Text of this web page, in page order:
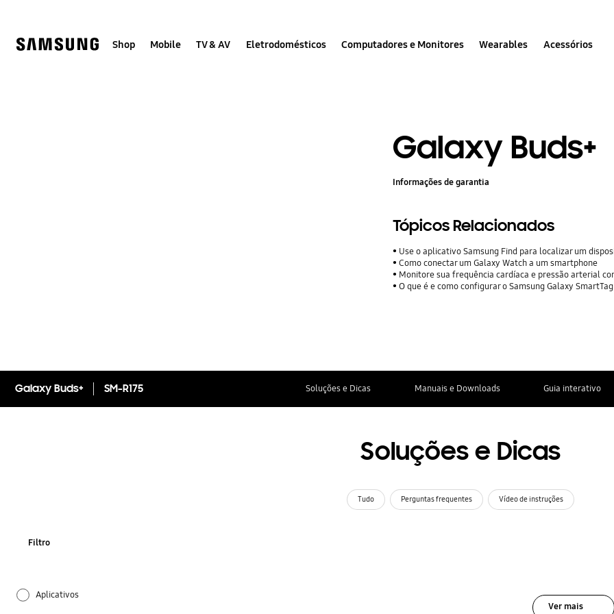
Shop Mobile TV & AV Eletrodomésticos Computadores e Monitores Wearables Acessórios
Galaxy Buds+
Informações de garantia
Tópicos Relacionados
Use o aplicativo Samsung Find para localizar um
Como conectar um Galaxy Watch a um smartphone
Monitore sua frequência cardíaca e pressão arterial
O que é e como configurar o Samsung Galaxy
Galaxy Buds+ SM-R175 Soluções e Dicas Manuais e Downloads Guia interativo
Soluções e Dicas
Tudo Perguntas frequentes Vídeo de instruções
Filtro
Aplicativos
Ver mais